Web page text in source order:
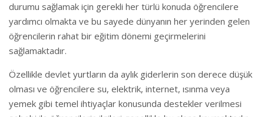
durumu sağlamak için gerekli her türlü konuda öğrencilere
yardımcı olmakta ve bu sayede dünyanın her yerinden gelen
öğrencilerin rahat bir eğitim dönemi geçirmelerini
sağlamaktadır.
Özellikle devlet yurtların da aylık giderlerin son derece düşük
olması ve öğrencilere su, elektrik, internet, ısınma veya
yemek gibi temel ihtiyaçlar konusunda destekler verilmesi